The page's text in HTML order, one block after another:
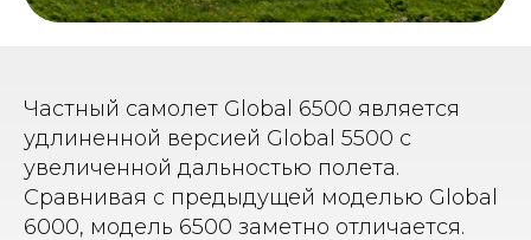
Частный самолет Global 6500 является
удлиненной версией Global 5500 с
увеличенной дальностью полета.
Сравнивая с предыдущей моделью Global
6000, модель 6500 заметно отличается.